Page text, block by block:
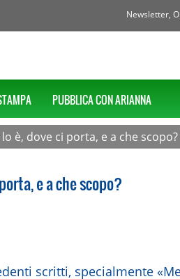
Newsletter,
PUBBLICA CON ARIANNA
è, dove ci porta, e a che scopo?
e a che scopo?
scritti, specialmente